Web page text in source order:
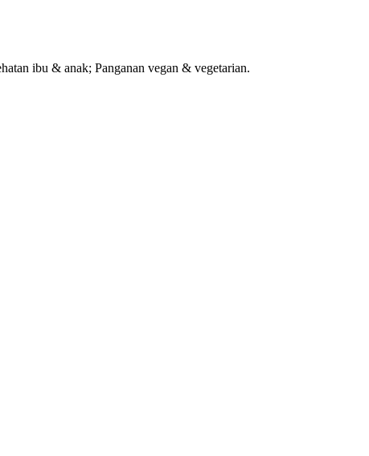
ibu & anak; Panganan vegan & vegetarian.